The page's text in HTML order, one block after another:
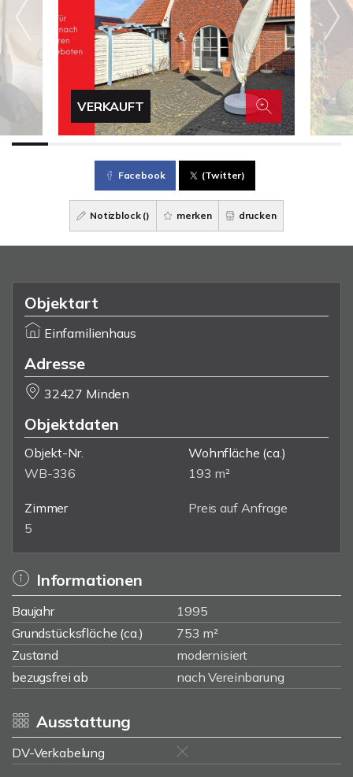
VERKAUFT
Facebook (Twitter)
Notizblock () merken drucken
Objektart
Einfamilienhaus
Adresse
32427 Minden
Objektdaten
Objekt-Nr.
WB-336
Wohnfläche (ca.)
193 m²
Zimmer
5
Preis auf Anfrage
Informationen
Baujahr
1995
Grundstücksfläche (ca.)
753 m²
Zustand
modernisiert
bezugsfrei ab
nach Vereinbarung
Ausstattung
DV-Verkabelung